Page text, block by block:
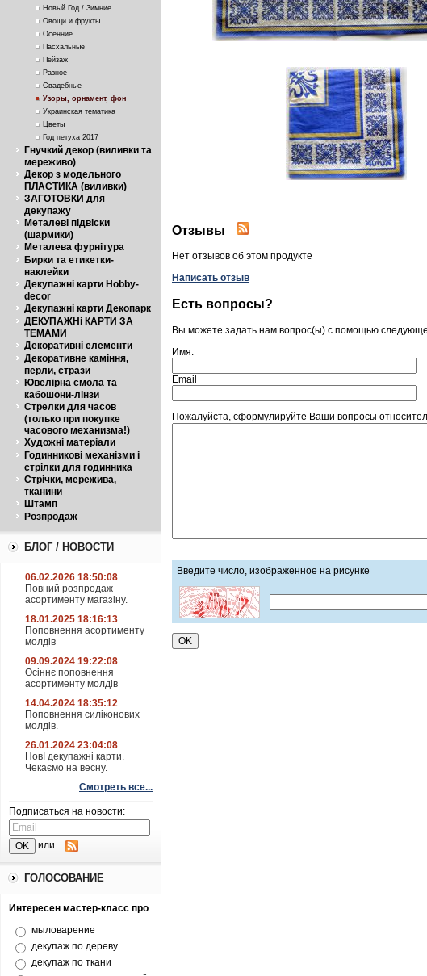
Новый Год / Зимние
Овощи и фрукты
Осенние
Пасхальные
Пейзаж
Разное
Свадебные
Узоры, орнамент, фон
Украинская тематика
Цветы
Год петуха 2017
Гнучкий декор (виливки та
мереживо)
Декор з модельного
ПЛАСТИКА (виливки)
ЗАГОТОВКИ для
декупажу
Металеві підвіски
(шармики)
Металева фурнітура
Бирки та етикетки-
наклейки
Декупажні карти Hobby-
decor
Декупажні карти Декопарк
ДЕКУПАЖНі КАРТИ ЗА
ТЕМАМИ
Декоративні елементи
Декоративне каміння,
перли, стрази
Ювелірна смола та
кабошони-лінзи
Стрелки для часов
(только при покупке
часового механизма!)
Художні матеріали
Годинникові механізми і
стрілки для годинника
Стрічки, мережива,
тканини
Штамп
Розпродаж
БЛОГ / НОВОСТИ
06.02.2026 18:50:08
Повний розпродаж
асортименту магазіну.
18.01.2025 18:16:13
Поповнення асортименту
молдів
09.09.2024 19:22:08
Осіннє поповнення
асортименту молдів
14.04.2024 18:35:12
Поповнення силіконових
молдів.
26.01.2024 23:04:08
НовІ декупажні карти.
Чекаємо на весну.
Смотреть все...
Подписаться на новости:
или
ГОЛОСОВАНИЕ
Интересен мастер-класс про
мыловарение
декупаж по дереву
декупаж по ткани
Отзывы
Нет отзывов об этом продукте
Написать отзыв
Есть вопросы?
Вы можете задать нам вопрос(ы) с помощью
Имя:
Email
Пожалуйста, сформулируйте Ваши вопросы
Введите число, изображенное на рисунке